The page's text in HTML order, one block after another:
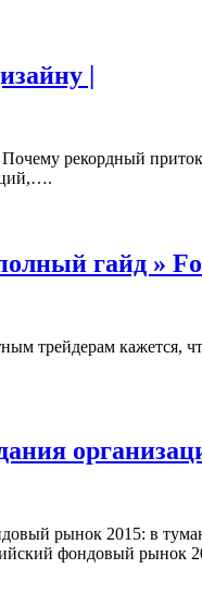
|
рекордный
гайд »
трейдерам кажется,
рынок 2015: в
фондовый рынок